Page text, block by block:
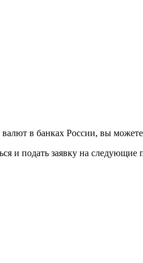
в банках России, вы
и подать заявку на следующие